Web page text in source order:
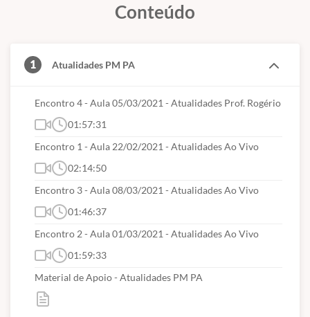
Curso com inícioimediato;
Carga horária de
só o Hertz Concursos faz isso!
Material de apoio em PDF
Prazo de acesso de3meses.
Conteúdo
1 Atualidades PM PA
Encontro 4 - Aula 05/03/2021 - Atualidades Prof. Rogério
01:57:31
Encontro 1 - Aula 22/02/2021 - Atualidades Ao Vivo
02:14:50
Encontro 3 - Aula 08/03/2021 - Atualidades Ao Vivo
01:46:37
Encontro 2 - Aula 01/03/2021 - Atualidades Ao Vivo
01:59:33
Material de Apoio - Atualidades PM PA